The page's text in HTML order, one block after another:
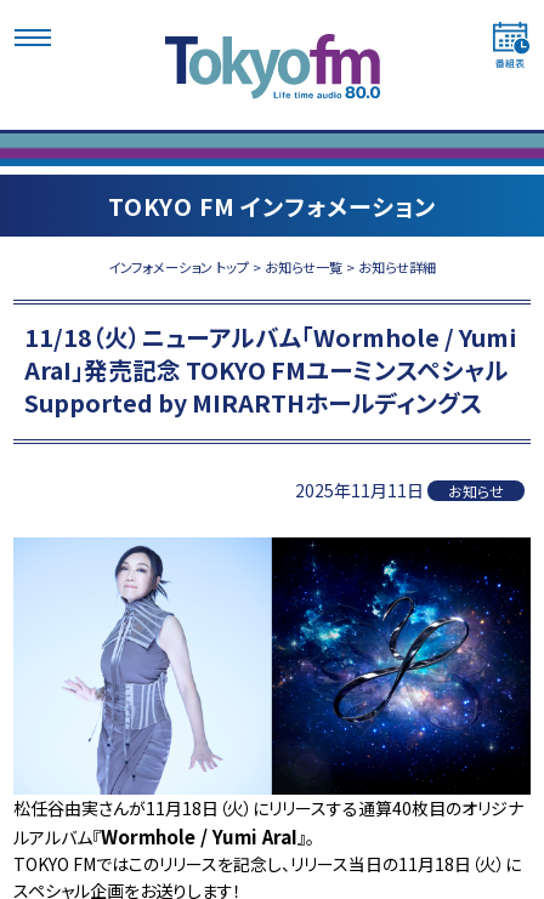
TOKYO FM インフォメーション
インフォメーション トップ > お知らせ一覧 > お知らせ詳細
11/18（火）ニューアルバム「Wormhole / Yumi
AraI」発売記念 TOKYO FMユーミンスペシャル
Supported by MIRARTHホールディングス
2025年11月11日 お知らせ
松任谷由実さんが11月18日（火）にリリースする通算40枚目のオリジナ
ルアルバム『Wormhole / Yumi AraI』。
TOKYO FMではこのリリースを記念し、リリース当日の11月18日（火）に
スペシャル企画をお送りします！